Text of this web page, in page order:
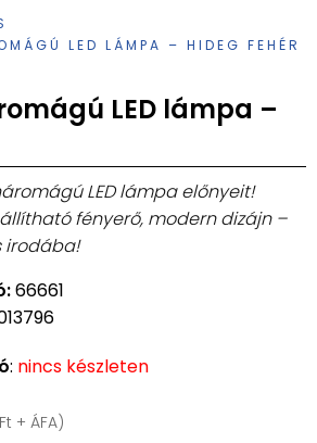
LED LÁMPA – HIDEG FEHÉR
LED lámpa –
LED lámpa előnyeit!
fényerő, modern dizájn –
irodába!
66661
: nincs készleten
+ ÁFA)